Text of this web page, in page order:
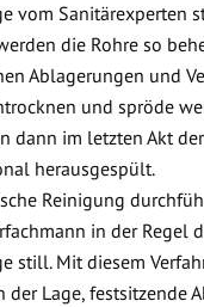
vom Sanitärexperten
die Rohre so
Ablagerungen und
und spröde
dann im letzten Akt
herausgespült.
Reinigung
in der Regel
still. Mit diesem
der Lage, festsitzende